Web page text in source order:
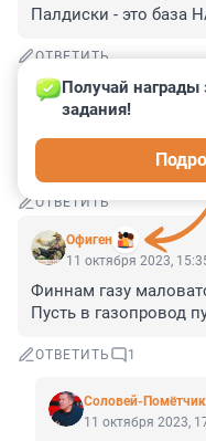
Палдиски - это база
ОТВЕТИТЬ
Гость
11 октября 2023, 15:38
Гринпис товарищи
ныряльщики .и
ОТВЕТИТЬ
Офиген
Получай награды
задания!
11 октября 2023,
Финнам газу
Пусть в газопровод
ОТВЕТИТЬ 1
Соловей-Помётчик
11 октября 2023,